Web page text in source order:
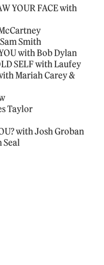
YOUR FACE with
Smith
with Bob Dylan
SELF with Laufey
Mariah Carey &
Taylor
with Josh Groban
Seal